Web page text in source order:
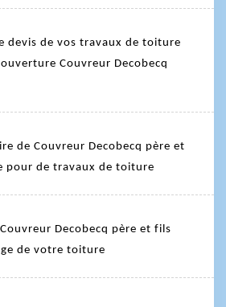
devis de vos travaux de toiture
Couvreur Decobecq
de Couvreur Decobecq père et
pour de travaux de toiture
Decobecq père et fils
de votre toiture